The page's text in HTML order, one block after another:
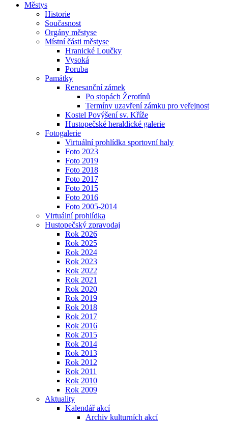
Městys
Historie
Současnost
Orgány městyse
Místní části městyse
Hranické Loučky
Vysoká
Poruba
Památky
Renesanční zámek
Po stopách Žerotínů
Termíny uzavření zámku pro veřejnost
Kostel Povýšení sv. Kříže
Hustopečské heraldické galerie
Fotogalerie
Virtuální prohlídka sportovní haly
Foto 2023
Foto 2019
Foto 2018
Foto 2017
Foto 2015
Foto 2016
Foto 2005-2014
Virtuální prohlídka
Hustopečský zpravodaj
Rok 2026
Rok 2025
Rok 2024
Rok 2023
Rok 2022
Rok 2021
Rok 2020
Rok 2019
Rok 2018
Rok 2017
Rok 2016
Rok 2015
Rok 2014
Rok 2013
Rok 2012
Rok 2011
Rok 2010
Rok 2009
Aktuality
Kalendář akcí
Archiv kulturních akcí